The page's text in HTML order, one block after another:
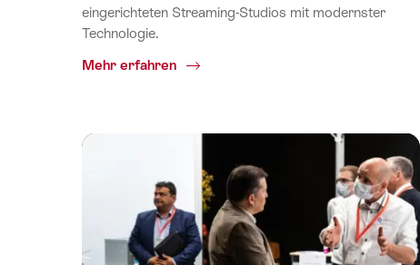
eingerichteten Streaming-Studios mit modernster
Technologie.
Mehr erfahren
Common.Of